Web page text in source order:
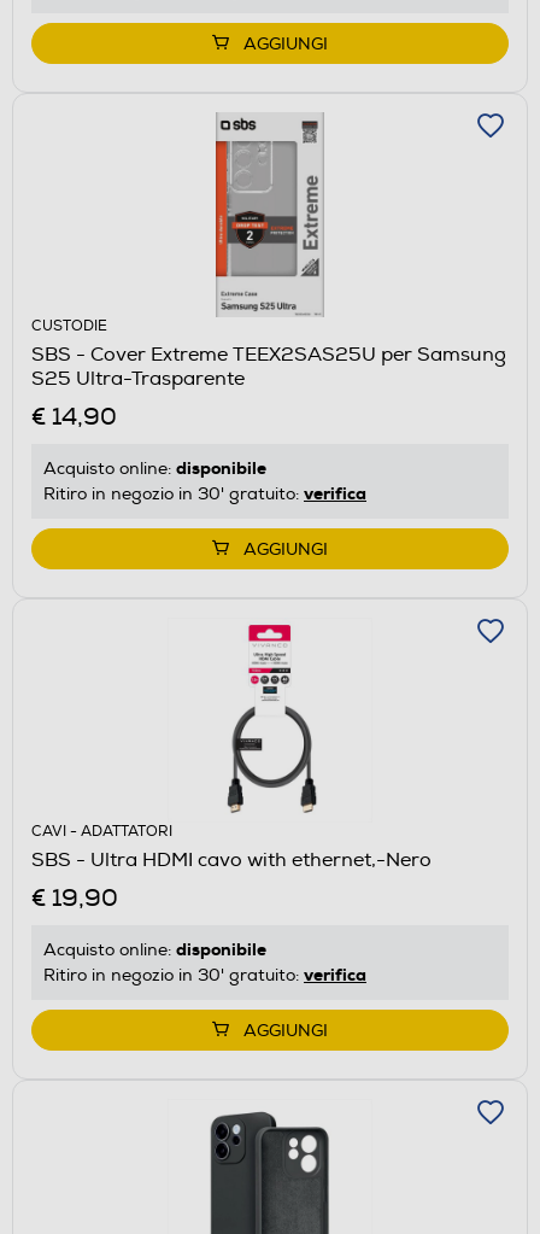
AGGIUNGI
CUSTODIE
SBS - Cover Extreme TEEX2SAS25U per Samsung
S25 Ultra-Trasparente
€ 14,90
Acquisto online: disponibile
Ritiro in negozio in 30' gratuito: verifica
AGGIUNGI
CAVI - ADATTATORI
SBS - Ultra HDMI cavo with ethernet,-Nero
€ 19,90
Acquisto online: disponibile
Ritiro in negozio in 30' gratuito: verifica
AGGIUNGI